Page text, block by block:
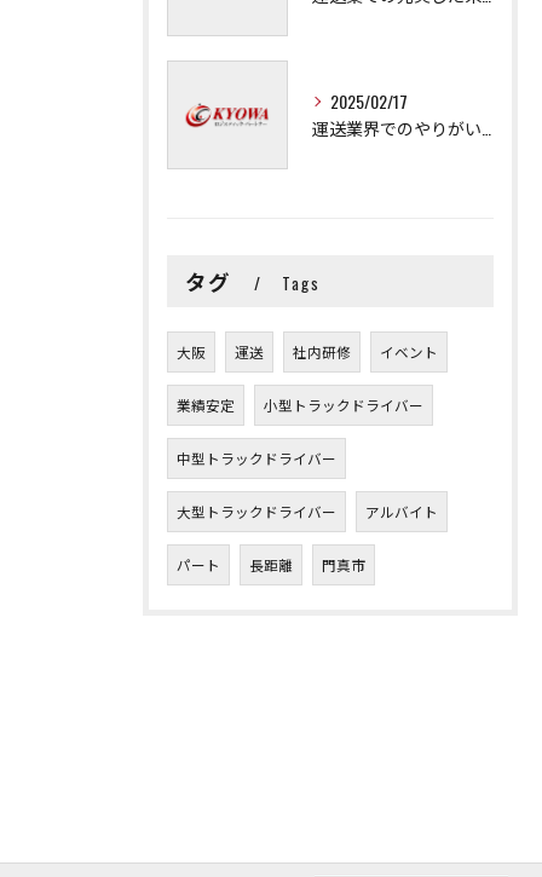
2025/02/17
タグ Tags
大阪 運送 社内研修 イベント
業績安定 小型トラックドライバー
中型トラックドライバー
大型トラックドライバー アルバイト
パート 長距離 門真市